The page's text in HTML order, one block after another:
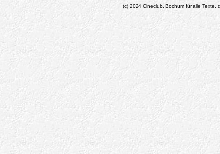
(c) 2024 Cineclub, Bochum für alle Texte,